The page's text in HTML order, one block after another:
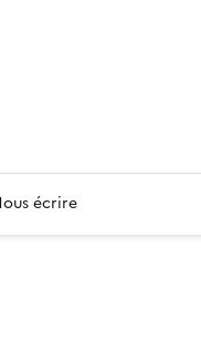
écrire